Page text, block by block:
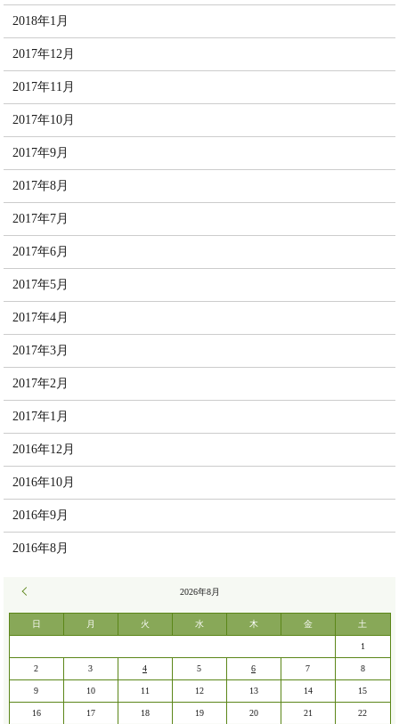
2018年1月
2017年12月
2017年11月
2017年10月
2017年9月
2017年8月
2017年7月
2017年6月
2017年5月
2017年4月
2017年3月
2017年2月
2017年1月
2016年12月
2016年10月
2016年9月
2016年8月
2026年8月
日 月 火 水 木 金 土
1
2 3 4 5 6 7 8
9 10 11 12 13 14 15
16 17 18 19 20 21 22